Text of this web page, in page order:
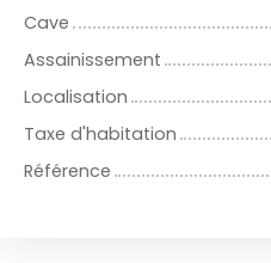
Cave
Assainissement
Localisation
Taxe d'habitation
Référence